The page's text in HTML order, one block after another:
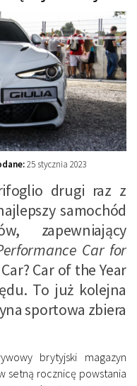
25 stycznia 2023
drugi raz z
samochód
zapewniający
Car for
Car of the Year
To już kolejna
sportowa zbiera
brytyjski magazyn
setną rocznicę powstania